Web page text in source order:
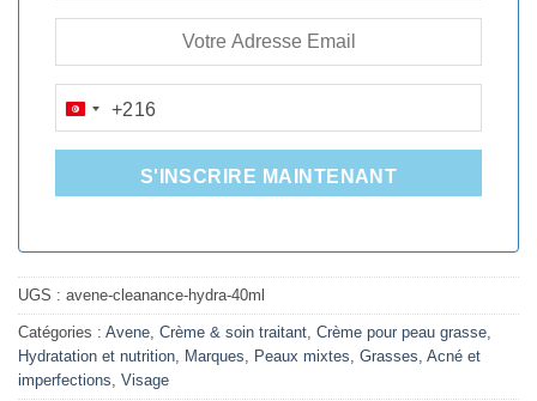
TUNISIA
+216
+216
S'INSCRIRE MAINTENANT
UGS : avene-cleanance-hydra-40ml
Catégories : Avene Crème & soin traitant Crème pour peau grasse
Hydratation et nutrition Marques
Peaux mixtes, Grasses, Acné et
imperfections Visage